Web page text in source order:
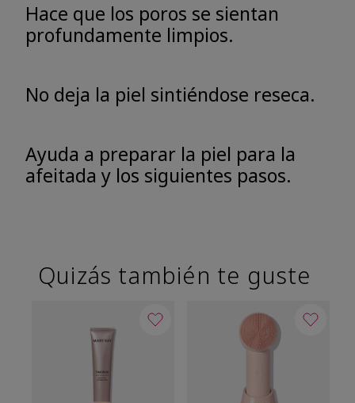
Hace que los poros se sientan
profundamente limpios.
No deja la piel sintiéndose reseca.
Ayuda a preparar la piel para la
afeitada y los siguientes pasos.
Quizás también te guste